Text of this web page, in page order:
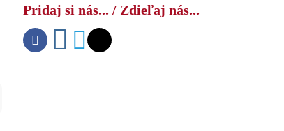
Pridaj si nás... / Zdieľaj nás...